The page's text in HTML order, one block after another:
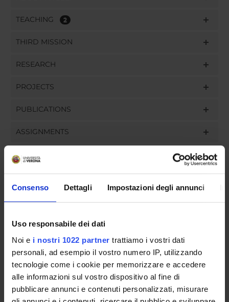
Consenso Dettagli Impostazioni degli annunci
Uso responsabile dei dati
Noi e i nostri 1022 partner trattiamo i vostri dati
personali, ad esempio il vostro numero IP, utilizzando
tecnologie come i cookie per memorizzare e accedere
alle informazioni sul vostro dispositivo al fine di
pubblicare annunci e contenuti personalizzati, misurare
TEACHING 2
THIRD MISSION
RESEARCH
PROJECTS
PUBLICATIONS
ASSIGNMENTS
ORGANISATION
DEPARTMENT ADMINISTRATION OFFICES
STUDENT ADMINISTRATION OFFICES